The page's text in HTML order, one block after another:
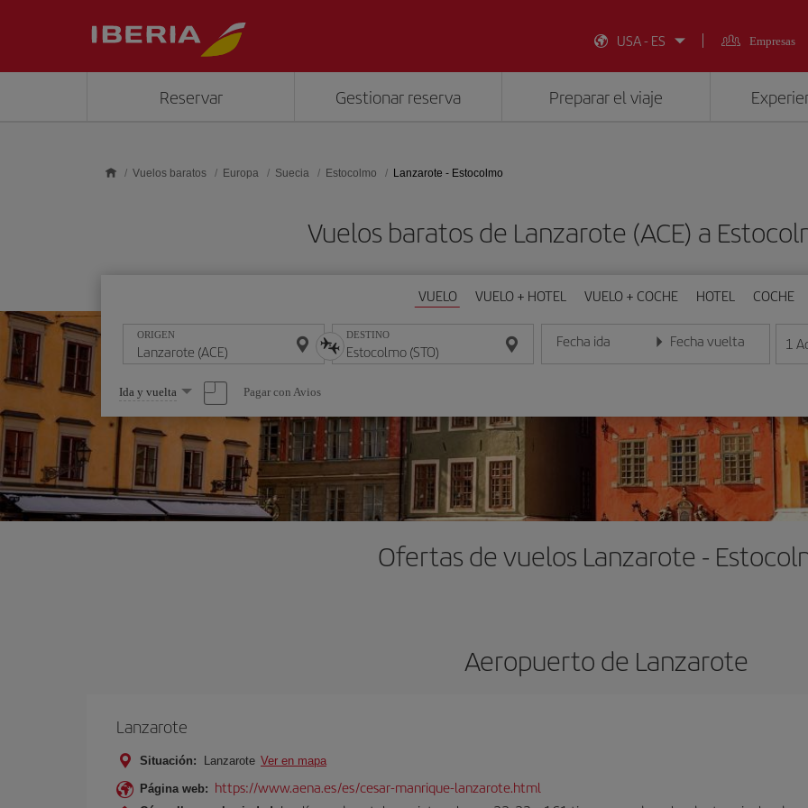
USA - ES
Empresas
Reservar Gestionar reserva Preparar el viaje
Vuelos baratos Europa Suecia Estocolmo Lanzarote - Estocolmo
Vuelos baratos de Lanzarote (ACE) a
VUELO VUELO + HOTEL VUELO + COCHE HOTEL COCHE
ORIGEN DESTINO Fecha ida
Introduce la fecha en formato día/mes/año
Fecha vuelta
Introduce la fecha en 1
Seleccione
una
opción
Ida y vuelta Pagar con Avios
Ofertas de vuelos Lanzarote -
Aeropuerto de Lanzarote
Lanzarote
Situación: Lanzarote Ver en mapa
Página web: https://www.aena.es/es/cesar-manrique-lanzarote.html